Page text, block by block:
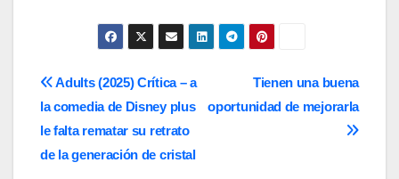
Navegación
de
entradas
Tienen una buena
oportunidad de mejorarla
Adults (2025) Crítica – a
la comedia de Disney plus
le falta rematar su retrato
de la generación de cristal